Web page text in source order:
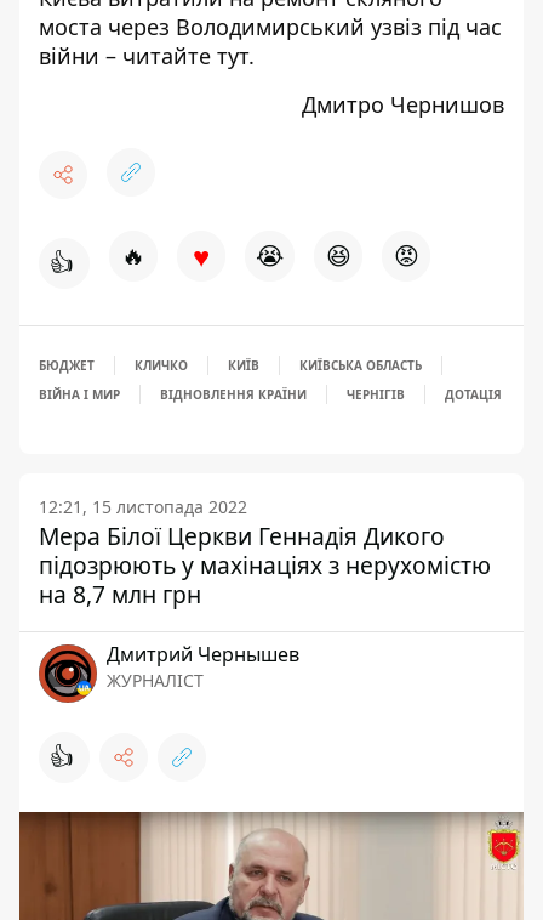
моста через Володимирський узвіз під час
війни – читайте тут.
Дмитро Чернишов
👍 🔥 ♥ 😭 😆 😡
БЮДЖЕТ КЛИЧКО КИЇВ
КИЇВСЬКА ОБЛАСТЬ
ВІЙНА І МИР
ВІДНОВЛЕННЯ КРАЇНИ ЧЕРНІГІВ ДОТАЦІЯ
12:21, 15 листопада 2022
Мера Білої Церкви Геннадія Дикого
підозрюють у махінаціях з нерухомістю
на 8,7 млн грн
Дмитрий Чернышев
ЖУРНАЛІСТ
👍